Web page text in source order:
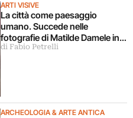
ARTI VISIVE
La città come paesaggio
umano. Succede nelle
fotografie di Matilde Damele in
mostra a Roma
di Fabio Petrelli
ARCHEOLOGIA & ARTE ANTICA